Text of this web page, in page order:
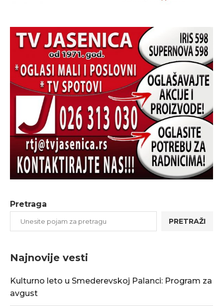
Pretraga
PRETRAŽI
Najnovije vesti
Kulturno leto u Smederevskoj Palanci: Program za
avgust